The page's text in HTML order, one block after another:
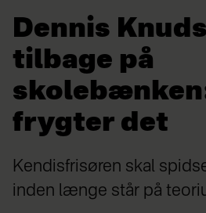
Dennis
tilbage på
frygter det
Kendisfrisøren skal
inden længe står på